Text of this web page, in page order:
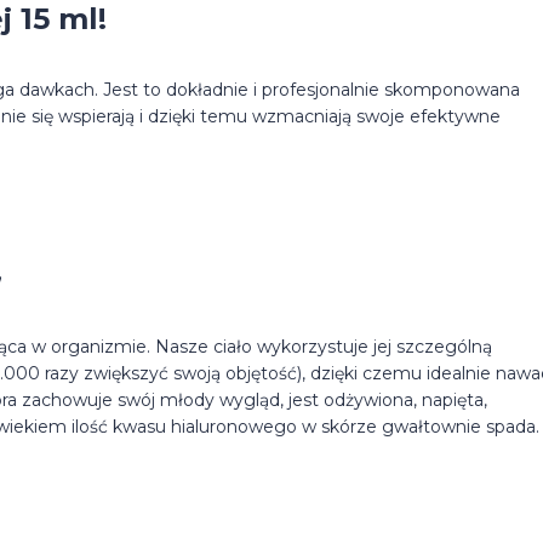
15 ml!
dawkach. Jest to dokładnie i profesjonalnie skomponowana
się wspierają i dzięki temu wzmacniają swoje efektywne
w organizmie. Nasze ciało wykorzystuje jej szczególną
razy zwiększyć swoją objętość), dzięki czemu idealnie
zachowuje swój młody wygląd, jest odżywiona, napięta,
ilość kwasu hialuronowego w skórze gwałtownie spada.